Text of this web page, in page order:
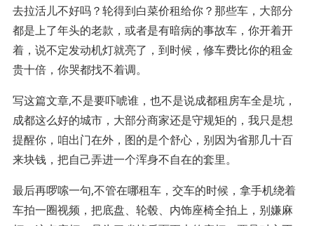
去拉活儿不好吗？轮得到白菜价租给你？那些车，大部分
都是上了年头的老款，或者是有暗病的事故车，你开着开
着，说不定发动机灯就亮了，到时候，修车费比你的租金
贵十倍，你哭都找不着调。
写这篇文章,不是要吓唬谁，也不是说成都租房车全是坑，
成都这么好的城市，大部分商家还是守规矩的，我只是想
提醒你，咱出门在外，图的是个舒心，别因为省那几十百
来块钱，把自己弄进一个浑身不自在的套里。
最后再啰嗦一句,不管在哪租车，交车的时候，拿手机绕着
车拍一圈视频，把底盘、轮毂、内饰座椅全拍上，别嫌麻